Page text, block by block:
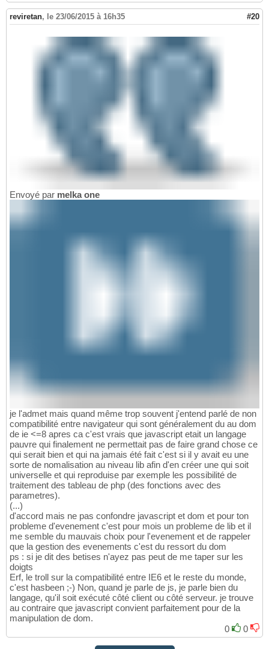
reviretan, le 23/06/2015 à 16h35 #20
Envoyé par melka one
je l'admet mais quand même trop souvent j'entend parlé de non
compatibilité entre navigateur qui sont généralement du au dom
de ie <=8 apres ca c'est vrais que javascript etait un langage
pauvre qui finalement ne permettait pas de faire grand chose ce
qui serait bien et qui na jamais été fait c'est si il y avait eu une
sorte de nomalisation au niveau lib afin d'en créer une qui soit
universelle et qui reproduise par exemple les possibilité de
traitement des tableau de php (des fonctions avec des
parametres).
(...)
d'accord mais ne pas confondre javascript et dom et pour ton
probleme d'evenement c'est pour mois un probleme de lib et il
me semble du mauvais choix pour l'evenement et de rappeler
que la gestion des evenements c'est du ressort du dom
ps : si je dit des betises n'ayez pas peut de me taper sur les
doigts
Erf, le troll sur la compatibilité entre IE6 et le reste du monde,
c'est hasbeen ;-) Non, quand je parle de js, je parle bien du
langage, qu'il soit exécuté côté client ou côté serveur. je trouve
au contraire que javascript convient parfaitement pour de la
manipulation de dom.
0
0